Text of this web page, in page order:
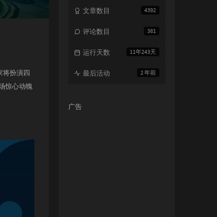
将扮演四
惊心动魄
4392
文章数目
381
评论数目
11年243天
运行天数
2 年前
最后活动
广告